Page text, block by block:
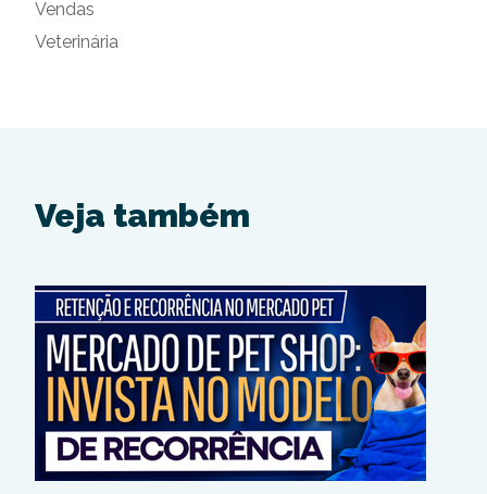
Vendas
Veterinária
Veja também